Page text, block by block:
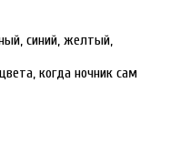
синий, желтый,
когда ночник сам